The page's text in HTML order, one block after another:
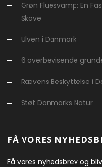
Grøn Fluesvamp: En
Skove
Ulven i Danmark
6 overbevisende
Rævens Beskyttelse i
Støt Danmarks Natur
FÅ VORES
Få vores nyhedsbrev og